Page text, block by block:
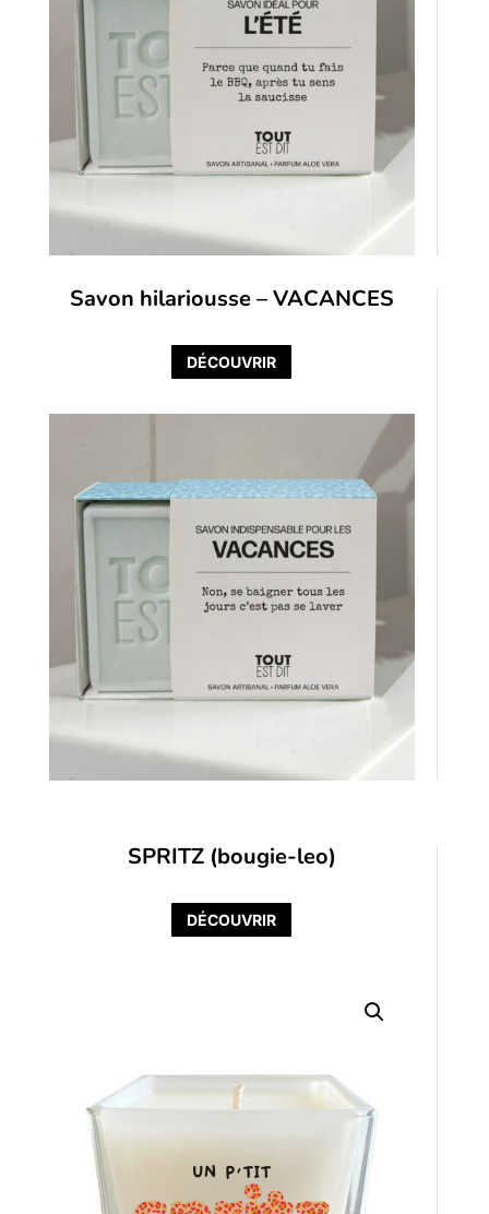
Savon hilariousse – VACANCES
DÉCOUVRIR
SPRITZ (bougie-leo)
DÉCOUVRIR